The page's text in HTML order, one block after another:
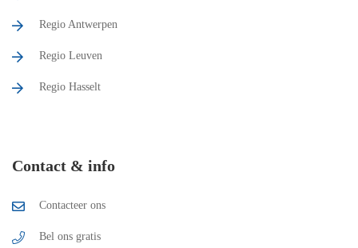
Regio Antwerpen
Regio Leuven
Regio Hasselt
Contact & info
Contacteer ons
Bel ons gratis